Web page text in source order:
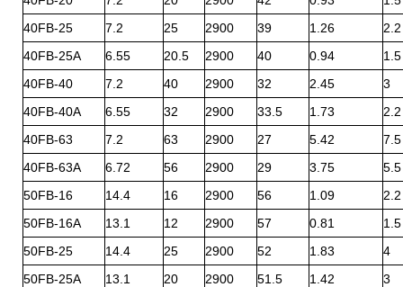
40FB-25
7.2 25 2900 39 1.26
2.2
40FB-25A
6.55 20.5 2900 40 0.94
1.5
40FB-40
7.2 40 2900 32 2.45
3
40FB-40A
6.55 32 2900 33.5 1.73
2.2
40FB-63
7.2 63 2900 27 5.42
7.5
40FB-63A
6.72 56 2900 29 3.75
5.5
50FB-16
14.4 16 2900 56 1.09
2.2
50FB-16A
13.1 12 2900 57 0.81
1.5
50FB-25
14.4 25 2900 52 1.83
4
50FB-25A
13.1 20 2900 51.5 1.42
3